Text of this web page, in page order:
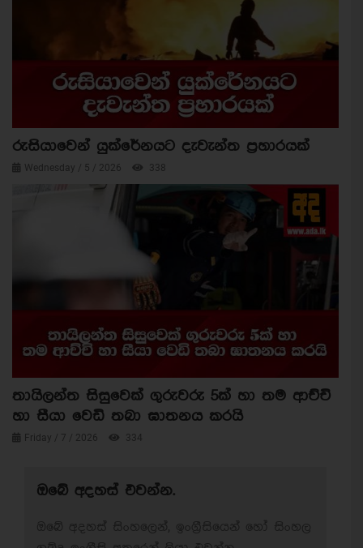
රුසියාවෙන් යුක්රේනයට දැවැන්ත ප්‍රහාරයක්
Wednesday / 5 / 2026 338
තායිලන්ත සිසුවෙක් ගුරුවරු 5ක් හා තම ආච්චි
හා සීයා වෙඩි තබා ඝාතනය කරයි
Friday / 7 / 2026 334
ඔබේ අදහස් එවන්න.